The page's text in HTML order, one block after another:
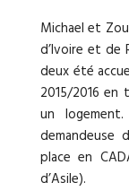
Michael et
d’Ivoire et de
deux été
2015/2016 en
un
demandeuse
place en
d’Asile).